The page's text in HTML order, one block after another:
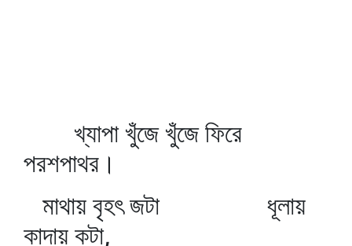
খ্যাপা খুঁজে খুঁজে ফিরে
পরশপাথর।
মাথায় বৃহৎ জটা ধূলায়
কাদায় কটা,